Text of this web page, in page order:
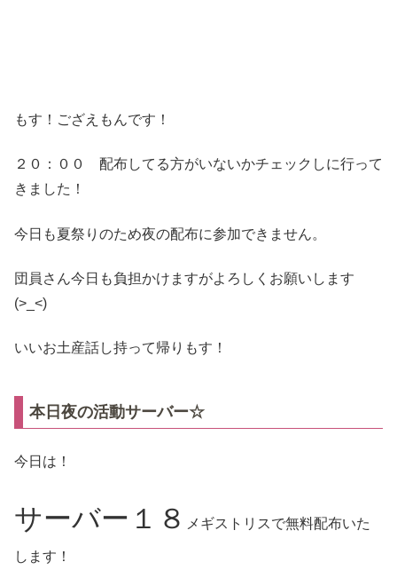
もす！ござえもんです！
２０：００ 配布してる方がいないかチェックしに行って
きました！
今日も夏祭りのため夜の配布に参加できません。
団員さん今日も負担かけますがよろしくお願いします
(>_<)
いいお土産話し持って帰りもす！
本日夜の活動サーバー☆
今日は！
サーバー１８ メギストリスで無料配布いた
します！